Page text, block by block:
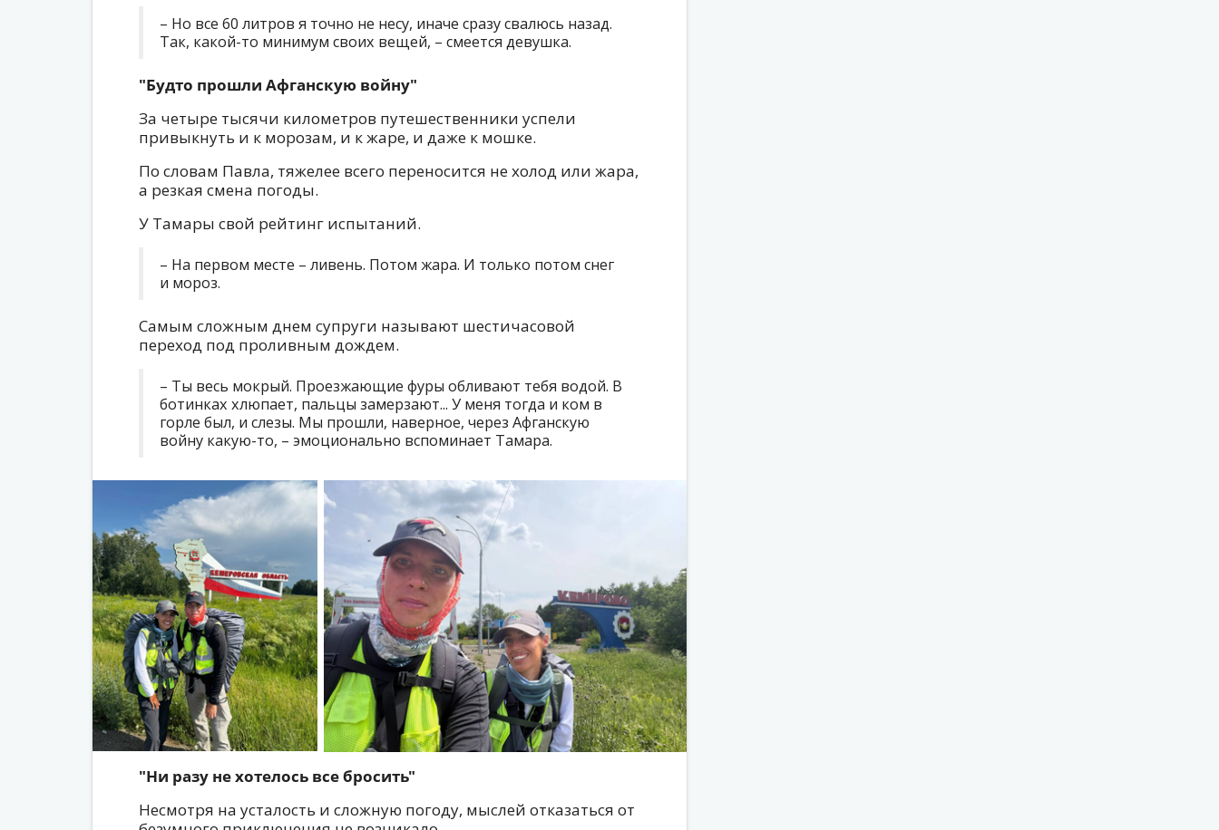
– Но все 60 литров я точно не несу, иначе сразу свалюсь назад.
Так, какой-то минимум своих вещей, – смеется девушка.
"Будто прошли Афганскую войну"
За четыре тысячи километров путешественники успели
привыкнуть и к морозам, и к жаре, и даже к мошке.
По словам Павла, тяжелее всего переносится не холод или жара,
а резкая смена погоды.
У Тамары свой рейтинг испытаний.
– На первом месте – ливень. Потом жара. И только потом снег
и мороз.
Самым сложным днем супруги называют шестичасовой
переход под проливным дождем.
– Ты весь мокрый. Проезжающие фуры обливают тебя водой. В
ботинках хлюпает, пальцы замерзают... У меня тогда и ком в
горле был, и слезы. Мы прошли, наверное, через Афганскую
войну какую-то, – эмоционально вспоминает Тамара.
"Ни разу не хотелось все бросить"
Несмотря на усталость и сложную погоду, мыслей отказаться от